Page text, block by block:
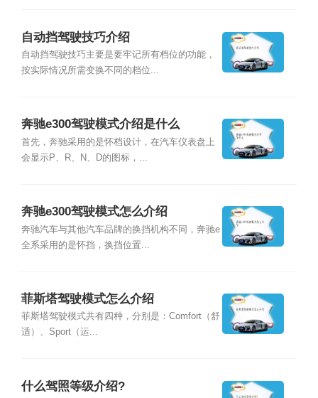
自动挡驾驶技巧介绍
自动挡驾驶技巧主要是要牢记所有档位的功能，
按实际情况所需变换不同的档位...
奔驰e300驾驶模式介绍是什么
首先，奔驰采用的是怀档设计，在汽车仪表盘上
会显示P、R、N、D的图标，...
奔驰e300驾驶模式怎么介绍
奔驰汽车与其他汽车品牌的换挡机构不同，奔驰e
全系采用的是怀挡，换挡位置...
菲斯塔驾驶模式怎么介绍
菲斯塔驾驶模式共有四种，分别是：Comfort（舒
适）、Sport（运...
什么驾照等级介绍?